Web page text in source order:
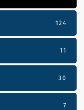
124
11
30
7